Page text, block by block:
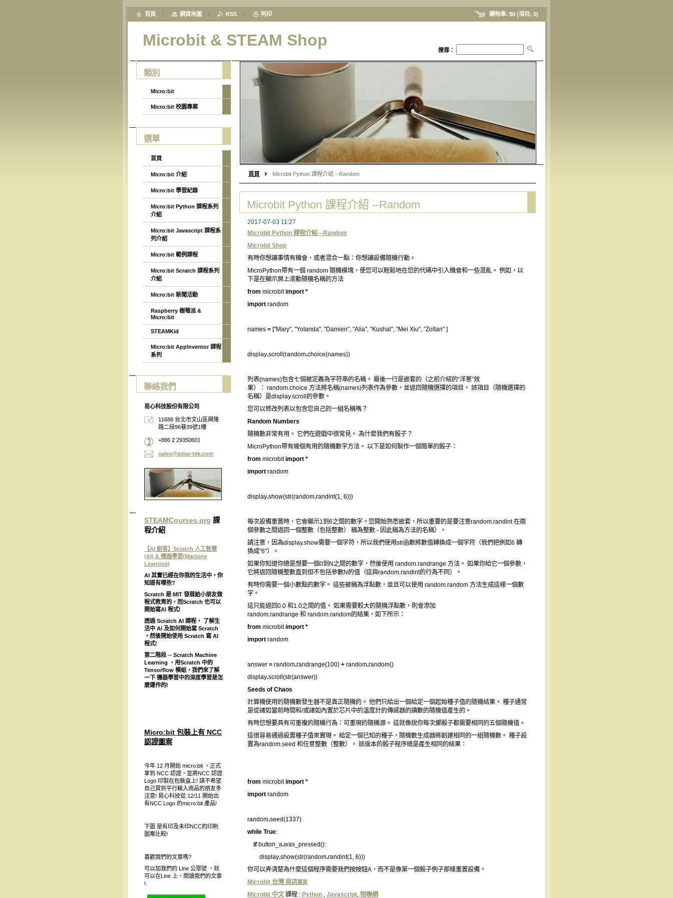
Microbit & STEAM Shop
搜尋：
首頁 Microbit Python 課程介紹 --Random
Microbit Python 課程介紹 --Random
2017-07-03 11:27
Microbit Python 課程介紹 --Random
Microbit Shop
有時你想讓事情有機會，或者混合一點：你想讓設備隨機行動。
MicroPython帶有一個 random 隨機模塊，使您可以輕鬆地在您的代碼中引入機會和一些混亂。 例如，以
下是在顯示屏上滾動隨機名稱的方法
from microbitimport *
import random
names = ["Mary", "Yolanda", "Damien", "Alia", "Kushal", "Mei Xiu", "Zoltan" ]
display.scroll(random.choice(names))
列表(names)包含七個被定義為字符串的名稱。 最後一行是嵌套的（之前介紹的“洋蔥”效
果）： random.choice 方法將名稱(names)列表作為參數，並返回隨機選擇的項目。 該項目（隨機選擇的
名稱）是display.scroll的參數。
您可以修改列表以包含您自己的一組名稱嗎？
Random Numbers
隨機數非常有用。 它們在遊戲中很常見。 為什麼我們有骰子？
MicroPython帶有幾個有用的隨機數字方法。 以下是如何製作一個簡單的骰子：
from microbitimport *
import random
display.show(str(random.randint(1, 6)))
每次設備重置時，它會顯示1到6之間的數字。您開始熟悉嵌套，所以重要的是要注意random.randint 在兩
個參數之間返回一個整數（包括整數） 稱為整數 - 因此稱為方法的名稱）。
請注意，因為display.show需要一個字符，所以我們使用str函數將數值轉換成一個字符（我們把例如6 轉
換成"6"）。
如果你知道你總是想要一個0到N之間的數字，然後使用 random.randrange 方法。 如果你給它一個參數，
它將返回隨機整數直到但不包括參數N的值（這與random.randint的行為不同）。
有時你需要一個小數點的數字。 這些被稱為浮點數，並且可以使用 random.random 方法生成這樣一個數
字。
這只能返回0.0 和1.0之間的值。 如果需要較大的隨機浮點數，則會添加
random.randrange 和 random.random的結果，如下所示：
from microbitimport *
import random
answer = random.randrange(100) + random.random()
display.scroll(str(answer))
Seeds of Chaos
計算機使用的隨機數發生器不是真正隨機的。 他們只給出一個給定一個起始種子值的隨機結果。 種子通常
是從諸如當前時間和/或諸如內置於芯片中的溫度計的傳感器的讀數的隨機值產生的。
有時您想要具有可重複的隨機行為：可重現的隨機源。 這就像說你每次擲骰子都需要相同的五個隨機值。
這很容易通過設置種子值來實現。 給定一個已知的種子，隨機數生成器將創建相同的一組隨機數。 種子設
置為random.seed 和任意整數（整數）。 該版本的骰子程序總是產生相同的結果：
from microbitimport *
import random
random.seed(1337)
while True:
if button_a.was_pressed():
display.show(str(random.randint(1, 6)))
你可以弄清楚為什麼這個程序需要我們按按鈕A，而不是像第一個骰子例子那樣重置設備。
Microbit 台灣 商店購買
Microbit 中文課程 : Python , Javascript, 物聯網
類別
Micro:bit
Micro:bit 校園專案
選單
首頁
Micro:bit 介紹
Micro:bit 學習紀錄
Micro:bit Python 課程系列
介紹
Micro:bit Javascript 課程系
列介紹
Micro:bit 範例課程
Micro:bit Scratch 課程系列
介紹
Micro:bit 新聞活動
Raspberry 樹莓派 &
Micro:bit
STEAMKid
Micro:bit AppInventor 課程
系列
聯絡我們
易心科技股份有限公司
11688 台北市文山區興隆
路二段96巷39號1樓
+886 2 29350601
sales@astar-tek.com
STEAMCourses.org 課
程介紹
【AI 創客】Scratch 人工智慧
(AI) & 機器學習(Machine
Learning)
AI 其實已經在你我的生活中，你
知道有哪些?
Scratch 是 MIT 發展給小朋友做
程式教育的，而Scratch 也可以
開始寫AI 程式!
透過 Scratch AI 課程，
了解生
活中 AI 及如何開始寫 Scratch
，然後開始使用 Scratch 寫 AI
程式!
第二階段 -- Scratch Machine
Learning
，用Scratch 中的
Tensorflow 模組，我們來了解
一下 機器學習中的深度學習是怎
麼運作的!
Micro:bit 包裝上有 NCC
認證圖案
今年 12 月開始 micro:bit ，正式
拿到 NCC 認證，並將NCC 認證
Logo 印製在包裝盒上! 請不希望
自己買到平行輸入商品的朋友多
注意! 易心科技從 12/11 開始出
有NCC Logo 的micro:bit 產品!
下圖 是有印及未印NCC的印刷
圖案比較!
喜歡我們的文章嗎?
可以加我們的 Line 公眾號 ，就
可以在Line 上，閱讀我們的文章
!
購物車: $0 (項目: 0)
首頁 網頁地圖 RSS 列印